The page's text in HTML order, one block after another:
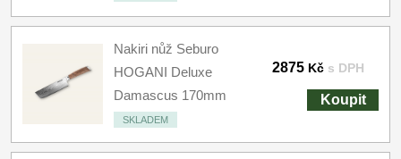
Nakiri nůž Seburo
HOGANI Deluxe
Damascus 170mm
SKLADEM
2875 Kč s DPH
Koupit